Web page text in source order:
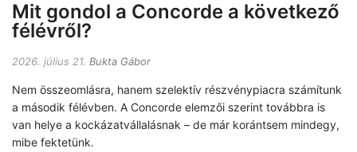
Mit gondol a Concorde a következő
félévről?
2026. július 21. Bukta Gábor
Nem összeomlásra, hanem szelektív részvénypiacra számítunk
a második félévben. A Concorde elemzői szerint továbbra is
van helye a kockázatvállalásnak – de már korántsem mindegy,
mibe fektetünk.